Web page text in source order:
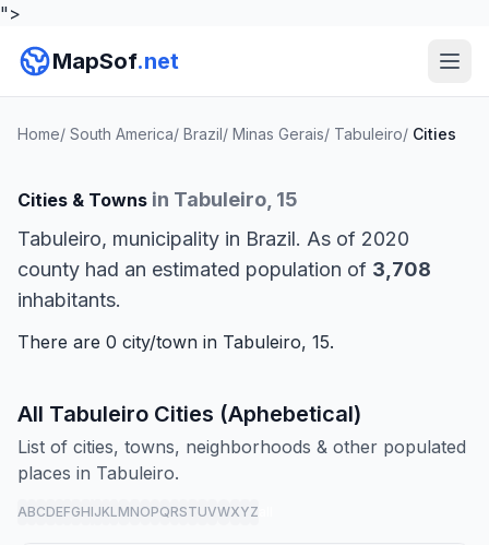
">
MapSof.net
Home/ South America/ Brazil/ Minas Gerais/ Tabuleiro/ Cities
Cities & Towns in Tabuleiro, 15
Tabuleiro, municipality in Brazil. As of 2020
county had an estimated population of 3,708
inhabitants.
There are 0 city/town in Tabuleiro, 15.
All Tabuleiro Cities (Aphebetical)
List of cities, towns, neighborhoods & other populated
places in Tabuleiro.
ABCDEFGHIJKLMNOPQRSTUVWXYZ